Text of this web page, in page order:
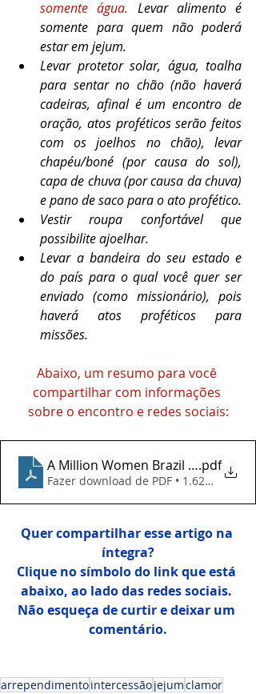
somente água. Levar alimento é
somente para quem não poderá
estar em jejum.
Levar protetor solar, água, toalha
para sentar no chão (não haverá
cadeiras, afinal é um encontro de
oração, atos proféticos serão feitos
com os joelhos no chão), levar
chapéu/boné (por causa do sol),
capa de chuva (por causa da chuva)
e pano de saco para o ato profético.
Vestir roupa confortável que
possibilite ajoelhar.
Levar a bandeira do seu estado e
do país para o qual você quer ser
enviado (como missionário), pois
haverá atos proféticos para
missões.
Abaixo, um resumo para você
compartilhar com informações
sobre o encontro e redes sociais:
A Million Women Brazil 2025
.pdf
Fazer download de PDF • 1.62MB
Quer compartilhar esse artigo na
íntegra?
Clique no símbolo do link que está
abaixo, ao lado das redes sociais.
Não esqueça de curtir e deixar um
comentário.
arrependimentointercessãojejumclamor